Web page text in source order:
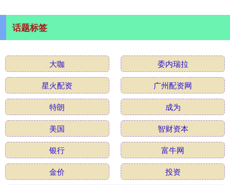
话题标签
大咖
委内瑞拉
星火配资
广州配资网
特朗
成为
美国
智财资本
银行
富牛网
金价
投资